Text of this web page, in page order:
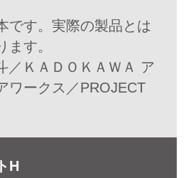
です。実際の製品とは
ます。
ＫＡＤＯＫＡＷＡ ア
ワークス／PROJECT
H